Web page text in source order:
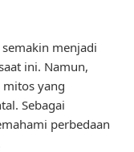
menjadi
ini. Namun,
yang
Sebagai
perbedaan